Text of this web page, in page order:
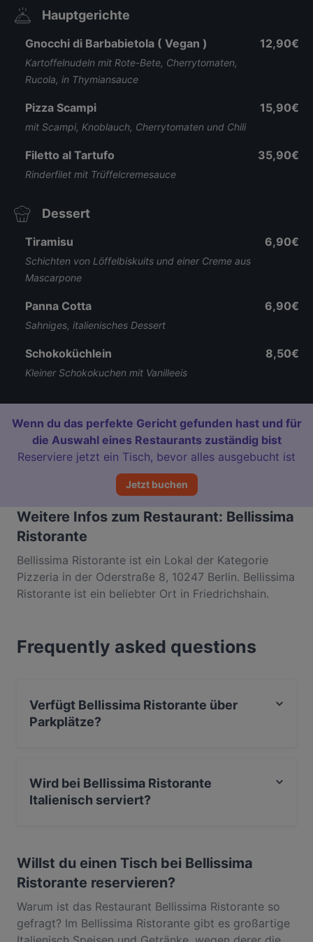
Hauptgerichte
Gnocchi di Barbabietola ( Vegan )
Kartoffelnudeln mit Rote-Bete, Cherrytomaten,
Rucola, in Thymiansauce
12,90€
Pizza Scampi
mit Scampi, Knoblauch, Cherrytomaten und Chili
15,90€
Filetto al Tartufo
Rinderfilet mit Trüffelcremesauce
35,90€
Dessert
Tiramisu
Schichten von Löffelbiskuits und einer Creme aus
Mascarpone
6,90€
Panna Cotta
Sahniges, italienisches Dessert
6,90€
Schokoküchlein
Kleiner Schokokuchen mit Vanilleeis
8,50€
Wenn du das perfekte Gericht gefunden hast und für
die Auswahl eines Restaurants zuständig bist
Reserviere jetzt ein Tisch, bevor alles ausgebucht ist
Jetzt buchen
Weitere Infos zum Restaurant: Bellissima
Ristorante
Bellissima Ristorante ist ein Lokal der Kategorie
Pizzeria in der Oderstraße 8, 10247 Berlin. Bellissima
Ristorante ist ein beliebter Ort in Friedrichshain.
Feinschmeckererlebnis bist, entdecke die Gerichte
im Bellissima Ristorante und erlebe authentische
Frequently asked questions
Verfügt Bellissima Ristorante über
Parkplätze?
Wird bei Bellissima Ristorante
Italienisch serviert?
Willst du einen Tisch bei Bellissima
Ristorante reservieren?
Warum ist das Restaurant Bellissima Ristorante so
gefragt? Im Bellissima Ristorante gibt es großartige